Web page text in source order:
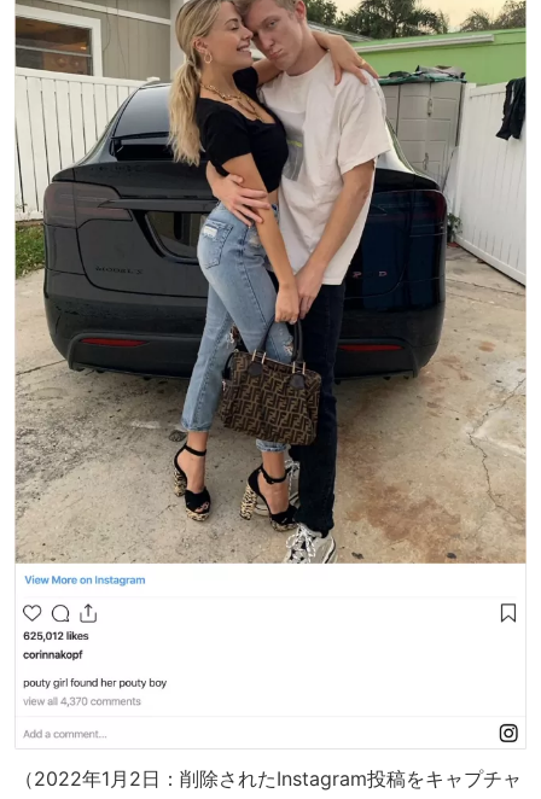
（2022年1月2日：削除されたInstagram投稿をキャプチャ